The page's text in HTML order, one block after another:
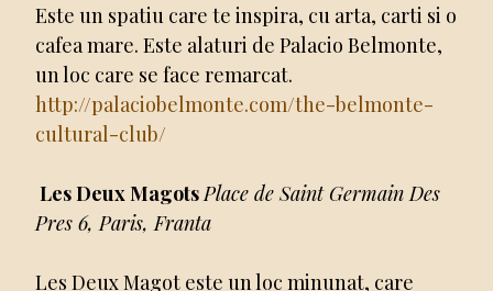
Este un spatiu care te inspira, cu arta, carti si o
cafea mare. Este alaturi de Palacio Belmonte,
un loc care se face remarcat.
http://palaciobelmonte.com/the-belmonte-
cultural-club/
Les Deux MagotsPlace de Saint Germain Des
Pres 6, Paris, Franta
Les Deux Magot este un loc minunat, care